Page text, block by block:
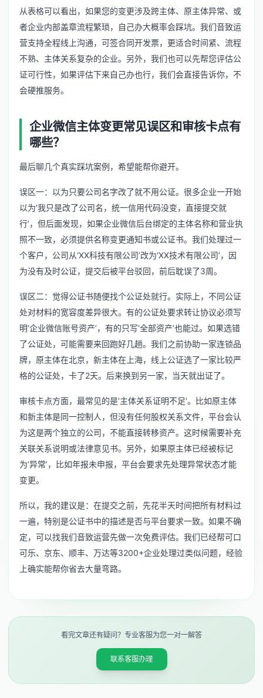
从表格可以看出，如果您的变更涉及跨主体、原主体异常、或
者企业内部盖章流程繁琐，自己办大概率会踩坑。我们音致运
营支持全程线上沟通，可签合同开发票，更适合时间紧、流程
不熟、主体关系复杂的企业。另外，我们也可以先帮您评估公
证可行性，如果评估下来自己办也行，我们会直接告诉你，不
会硬推服务。
企业微信主体变更常见误区和审核卡点有
哪些？
最后聊几个真实踩坑案例，希望能帮你避开。
误区一：以为只要公司名字改了就不用公证。很多企业一开始
以为‘我只是改了公司名，统一信用代码没变，直接提交就
行’，但后面发现，如果企业微信后台绑定的主体名称和营业执
照不一致，必须提供名称变更通知书或公证书。我们处理过一
个客户，公司从‘XX科技有限公司’改为‘XX技术有限公司’，因
为没有及时公证，提交后被平台驳回，前后耽误了3周。
误区二：觉得公证书随便找个公证处就行。实际上，不同公证
处对材料的宽容度差异很大。有的公证处要求转让协议必须写
明‘企业微信账号资产’，有的只写‘全部资产’也能过。如果选错
了公证处，可能需要来回跑好几趟。我们之前协助一家连锁品
牌，原主体在北京，新主体在上海，线上公证选了一家比较严
格的公证处，卡了2天。后来换到另一家，当天就出证了。
审核卡点方面，最常见的是‘主体关系证明不足’。比如原主体
和新主体是同一控制人，但没有任何股权关系文件，平台会认
为这是两个独立的公司，不能直接转移资产。这时候需要补充
关联关系说明或法律意见书。另外，如果原主体已经被标记
为‘异常’，比如年报未申报，平台会要求先处理异常状态才能
变更。
所以，我的建议是：在提交之前，先花半天时间把所有材料过
一遍，特别是公证书中的描述是否与平台要求一致。如果不确
定，可以找我们音致运营先做一次免费评估。我们已经帮可口
可乐、京东、顺丰、万达等3200+企业处理过类似问题，经验
上确实能帮你省去大量弯路。
看完文章还有疑问？专业客服为您一对一解答
联系客服办理